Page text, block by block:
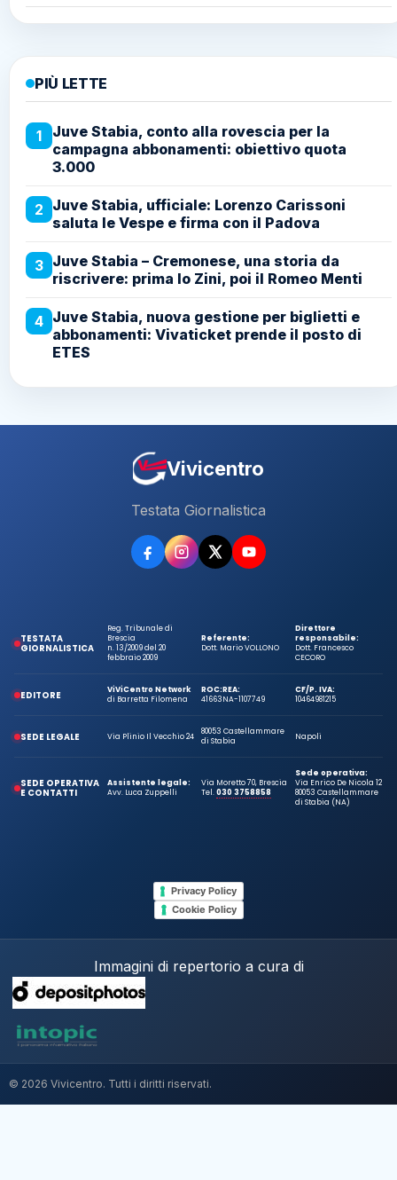
PIÙ LETTE
1
Juve Stabia, conto alla rovescia per la
campagna abbonamenti: obiettivo quota
3.000
2 Juve Stabia, ufficiale: Lorenzo Carissoni
saluta le Vespe e firma con il Padova
3 Juve Stabia – Cremonese, una storia da
riscrivere: prima lo Zini, poi il Romeo Menti
4 Juve Stabia, nuova gestione per biglietti e
abbonamenti: Vivaticket prende il posto di
ETES
Vivicentro
Testata Giornalistica
TESTATA
GIORNALISTICA
Reg. Tribunale di
Brescia
n. 13/2009 del 20
febbraio 2009
Referente:
Dott. Mario VOLLONO
Direttore
responsabile:
Dott. Francesco
CECORO
EDITORE
ViViCentro Network
di Barretta Filomena
ROC:
41663
REA:
NA-1107749
CF/P. IVA:
10464981215
SEDE LEGALE Via Plinio Il Vecchio 24
80053 Castellammare
di Stabia
Napoli
SEDE OPERATIVA
E CONTATTI
Assistente legale:
Avv. Luca Zuppelli
Via Moretto 70, Brescia
Tel.030 3758858
Sede operativa:
Via Enrico De Nicola 12
80053 Castellammare
di Stabia (NA)
Privacy Policy
Cookie Policy
Immagini di repertorio a cura di
© 2026 Vivicentro. Tutti i diritti riservati.